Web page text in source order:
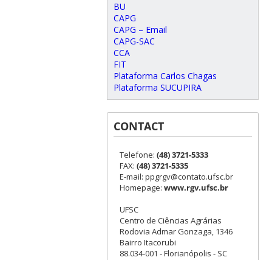
BU
CAPG
CAPG – Email
CAPG-SAC
CCA
FIT
Plataforma Carlos Chagas
Plataforma SUCUPIRA
CONTACT
Telefone: (48) 3721-5333
FAX: (48) 3721-5335
E-mail: ppgrgv@contato.ufsc.br
Homepage: www.rgv.ufsc.br
UFSC
Centro de Ciências Agrárias
Rodovia Admar Gonzaga, 1346
Bairro Itacorubi
88.034-001 - Florianópolis - SC